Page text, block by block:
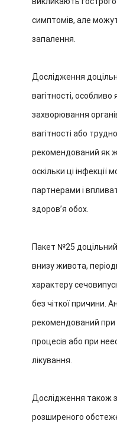
симптомів, але
запалення.
Дослідження
вагітності,
захворювання
вагітності або
рекомендований як
оскільки ці
партнерами і
здоровʼя обох.
Пакет №25
внизу живота,
характеру
без чіткої причини.
рекомендований при
процесів або при
лікування.
Дослідження також
розширеного